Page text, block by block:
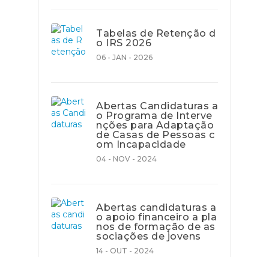
Tabelas de Retenção d
o IRS 2026
06 - JAN - 2026
Abertas Candidaturas a
o Programa de Interve
nções para Adaptação
de Casas de Pessoas c
om Incapacidade
04 - NOV - 2024
Abertas candidaturas a
o apoio financeiro a pla
nos de formação de as
sociações de jovens
14 - OUT - 2024